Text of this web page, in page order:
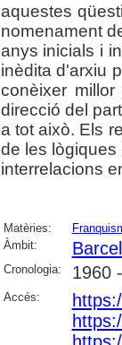
aquestes
nomenament
anys inicials i
inèdita d'arxiu
conèixer
direcció del
a tot això. Els
de les
interrelacions
Matèries:
Àmbit:
Cronologia: 1960
Accés: